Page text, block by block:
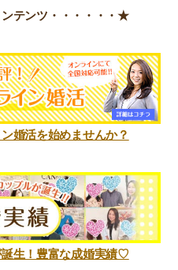
ンテンツ・・・・・・★
婚活を始めませんか？
生！豊富な成婚実績♡